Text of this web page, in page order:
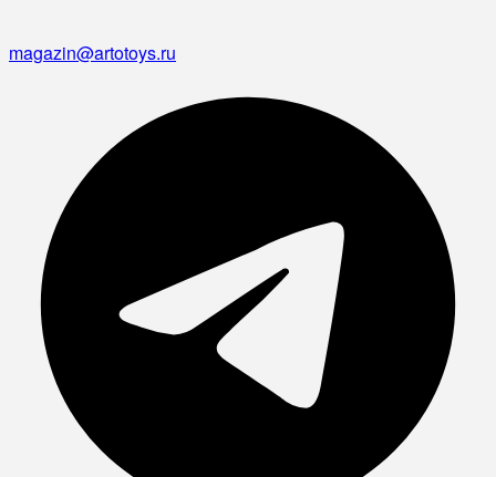
magazin@artotoys.ru